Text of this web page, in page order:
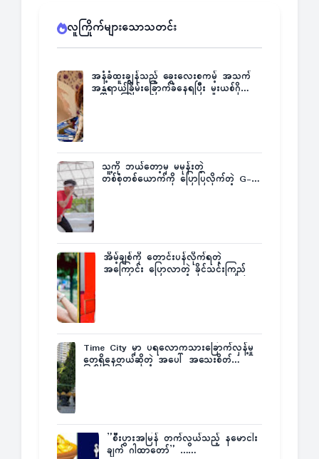
လူကြိုက်များသောသတင်း
အနံ့ခံထူးချွန်သည့် ခွေးလေးစကမ့် အသက်
အန္တရာယ်ခြိမ်းခြောက်ခံနေရပြီး မူးယစ်ဂိုဏ်း
သူ့ကို ဘယ်တော့မှ မမုန်းတဲ့
တစ်စုံတစ်ယောက်ကို ပြောပြလိုက်တဲ့ G-
အိမ့်ချစ်ကို တောင်းပန်လိုက်ရတဲ့
အကြောင်း ပြောလာတဲ့ ခိုင်သင်းကြည်
Time City မှာ ပရလောကသားခြောက်လှန့်မှု
တွေရှိနေတယ်ဆိုတဲ့ အပေါ် အသေးစိတ်
”စီးပွားအမြန် တက်လွယ်သည့် နမောငါး
ချက် ဂါထာတော်” ……